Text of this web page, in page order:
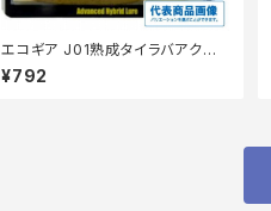
エコギア J01熟成タイラバアクア
クワセフラップスリム増量
¥792